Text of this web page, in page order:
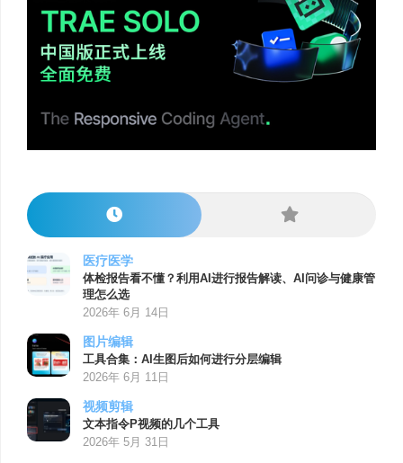
医疗医学
体检报告看不懂？利用AI进行报告解读、AI问诊与健康管
理怎么选
2026年 6月 14日
图片编辑
工具合集：AI生图后如何进行分层编辑
2026年 6月 11日
视频剪辑
文本指令P视频的几个工具
2026年 5月 31日